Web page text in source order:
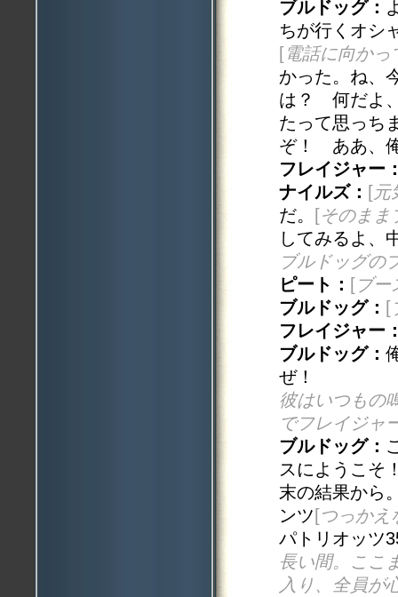
ブルドッグ：
ちが行くオシ
[電話に向かっ
かった。ね、
は？ 何だよ
たって思っち
ぞ！ ああ、
フレイジャー
ナイルズ： [元
だ。
[そのまま
してみるよ、
ブルドッグの
ピート： [ブー
ブルドッグ： [
フレイジャー
ブルドッグ：
ぜ！
彼はいつもの
でフレイジャ
ブルドッグ：
スにようこそ
末の結果から
ンツ [つっかえ
パトリオッツ
長い間。ここ
入り、全員が